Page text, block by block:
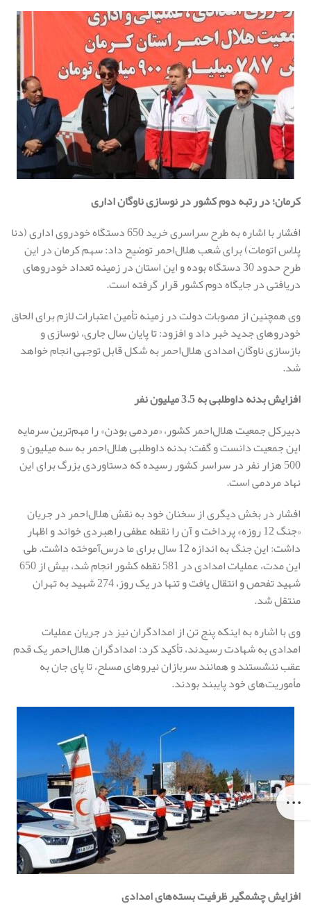
کرمان؛ در رتبه دوم کشور در نوسازی ناوگان اداری
افشار با اشاره به طرح سراسری خرید 650 دستگاه خودروی اداری (دنا
پلاس اتومات) برای شعب هلال‌احمر توضیح داد: سهم کرمان در این
طرح حدود 30 دستگاه بوده و این استان در زمینه تعداد خودروهای
دریافتی در جایگاه دوم کشور قرار گرفته است.
وی همچنین از مصوبات دولت در زمینه تأمین اعتبارات لازم برای الحاق
خودروهای جدید خبر داد و افزود: تا پایان سال جاری، نوسازی و
بازسازی ناوگان امدادی هلال‌احمر به شکل قابل توجهی انجام خواهد
شد.
افزایش بدنه داوطلبی به3.5میلیون نفر
دبیرکل جمعیت هلال‌احمر کشور، «مردمی بودن» را مهم‌ترین سرمایه
این جمعیت دانست و گفت: بدنه داوطلبی هلال‌احمر به سه میلیون و
500 هزار نفر در سراسر کشور رسیده که دستاوردی بزرگ برای این
نهاد مردمی است.
افشار در بخش دیگری از سخنان خود به نقش هلال‌احمر در جریان
«جنگ 12 روزه» پرداخت و آن را نقطه عطفی راهبردی خواند و اظهار
داشت: این جنگ به اندازه 12 سال برای ما درس‌آموخته داشت. طی
این مدت، عملیات امدادی در 581 نقطه کشور انجام شد، بیش از 650
شهید تفحص و انتقال یافت و تنها در یک روز، 274 شهید به تهران
منتقل شد.
وی با اشاره به اینکه پنج تن از امدادگران نیز در جریان عملیات
امدادی به شهادت رسیدند، تأکید کرد: امدادگران هلال‌احمر یک قدم
عقب ننشستند و همانند سربازان نیروهای مسلح، تا پای جان به
مأموریت‌های خود پایبند بودند.
افزایش چشمگیر ظرفیت بسته‌های امدادی